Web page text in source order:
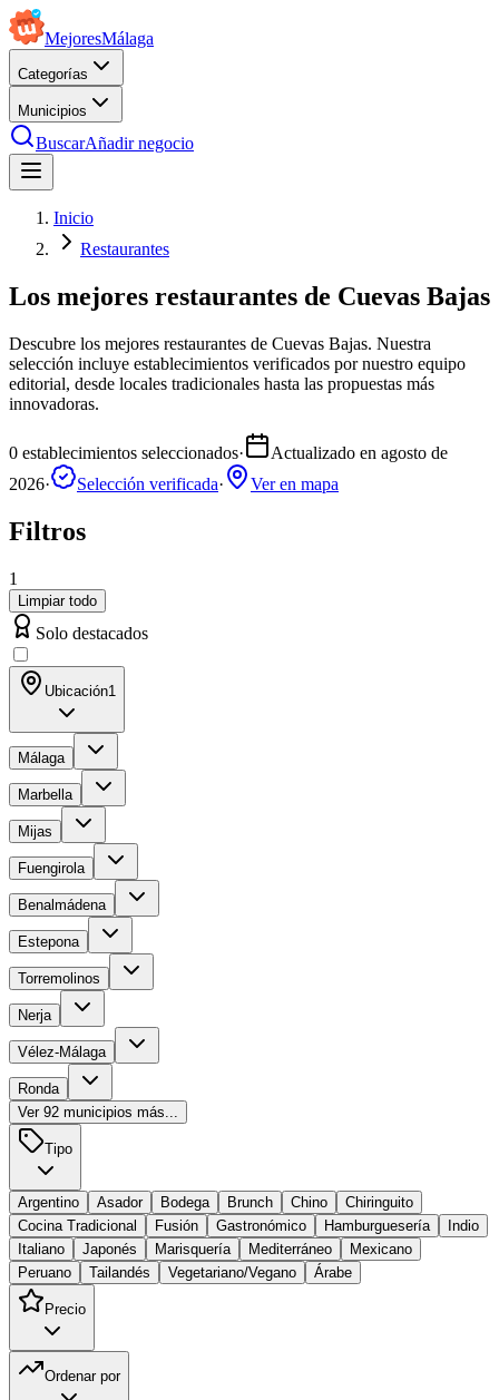
MejoresMálaga
Categorías
Municipios
BuscarAñadir negocio
Inicio
Restaurantes
Los mejores restaurantes de Cuevas Bajas
Descubre los mejores restaurantes de Cuevas Bajas. Nuestra
selección incluye establecimientos verificados por nuestro equipo
editorial, desde locales tradicionales hasta las propuestas más
innovadoras.
0 establecimientos seleccionados· Actualizado en agosto de
2026· Selección verificada· Ver en mapa
Filtros
1
Limpiar todo
Solo destacados
Ubicación1
Málaga
Marbella
Mijas
Fuengirola
Benalmádena
Estepona
Torremolinos
Nerja
Vélez-Málaga
Ronda
Ver 92 municipios más...
Tipo
Argentino Asador Bodega Brunch Chino
Chiringuito
Cocina Tradicional
Fusión Gastronómico Hamburguesería
Indio
Italiano
Japonés Marisquería Mediterráneo
Mexicano
Peruano
Tailandés Vegetariano/Vegano Árabe
Precio
Ordenar por